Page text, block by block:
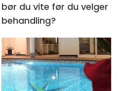
bør du vite før du velger
behandling?